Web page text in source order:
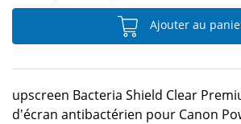
Ajouter au
upscreen Bacteria Shield Clear
d'écran antibactérien pour Canon